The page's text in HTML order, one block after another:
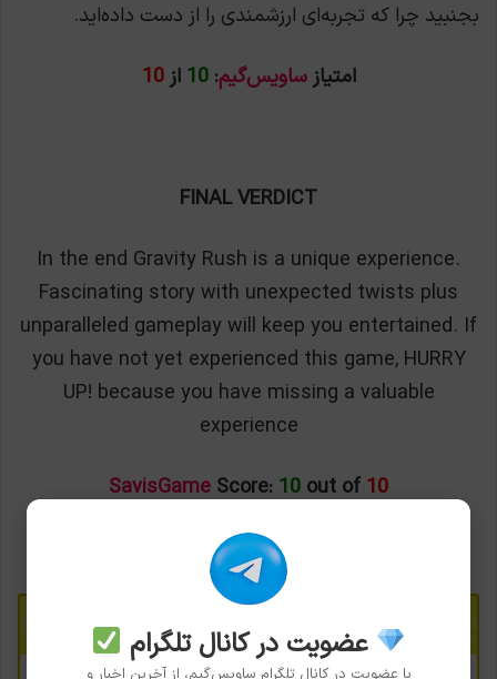
بجنبید چرا که تجربه‌ای ارزشمندی را از دست داده‌اید.
امتیازساویس‌گیم:
10 از10
FINAL VERDICT
In the end Gravity Rush is a unique experience.
Fascinating story with unexpected twists plus
unparalleled gameplay will keep you entertained. If
you have not yet experienced this game, HURRY
UP! because you have missing a valuable
experience
SavisGame Score: 10 out of 10
مطالب زیر را از دست ندهید:
عضویت در کانال تلگرام
با عضویت در کانال تلگرام ساویس‌گیم، از آخرین اخبار و